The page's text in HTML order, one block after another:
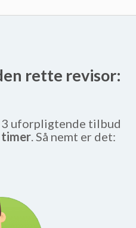
rette revisor:
3 uforpligtende tilbud
. Så nemt er det: